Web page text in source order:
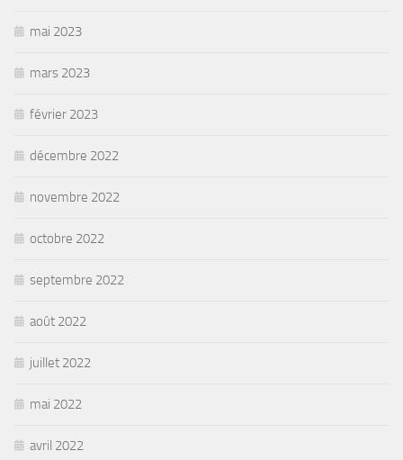
mai 2023
mars 2023
février 2023
décembre 2022
novembre 2022
octobre 2022
septembre 2022
août 2022
juillet 2022
mai 2022
avril 2022